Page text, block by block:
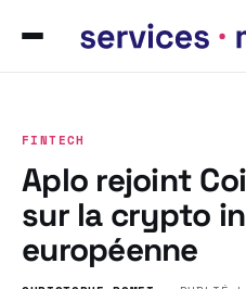
FINTECH
Aplo rejoint
sur la crypto
européenne